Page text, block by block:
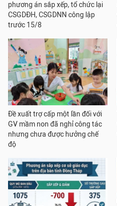
phương án sắp xếp, tổ chức lại
CSGDĐH, CSGDNN công lập
trước 15/8
Đề xuất trợ cấp một lần đối với
GV mầm non đã nghỉ công tác
nhưng chưa được hưởng chế
độ